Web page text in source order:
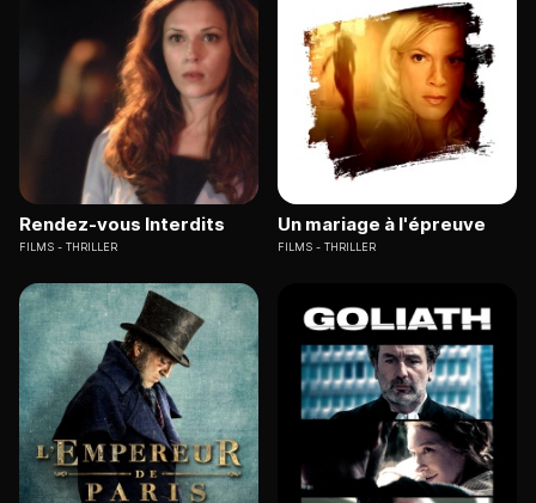
Rendez-vous Interdits
FILMS THRILLER
Un mariage à l'épreuve
FILMS THRILLER